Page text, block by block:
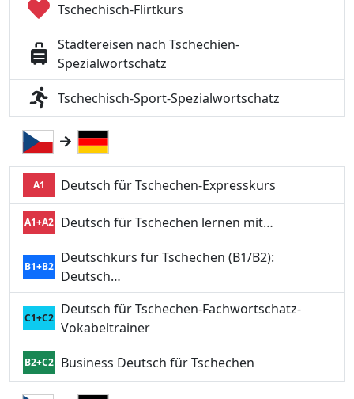
Tschechisch-Flirtkurs
Städtereisen nach Tschechien-
Spezialwortschatz
Tschechisch-Sport-Spezialwortschatz
A1 Deutsch für Tschechen-Expresskurs
A1+A2 Deutsch für Tschechen lernen mit…
B1+B2
Deutschkurs für Tschechen (B1/B2):
Deutsch…
C1+C2
Deutsch für Tschechen-Fachwortschatz-
Vokabeltrainer
B2+C2 Business Deutsch für Tschechen